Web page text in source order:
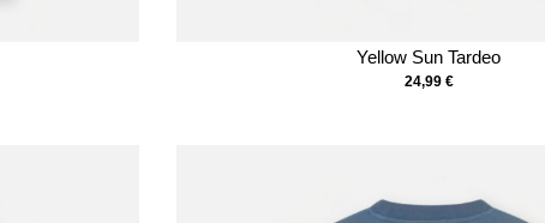
Yellow Sun Tardeo
24,99 €